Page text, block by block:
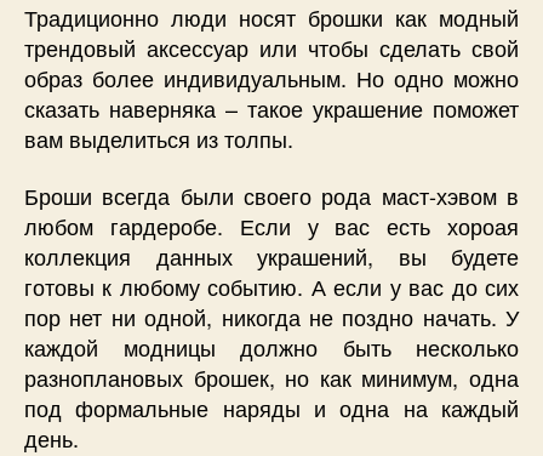
Традиционно люди носят брошки как модный
трендовый аксессуар или чтобы сделать свой
образ более индивидуальным. Но одно можно
сказать наверняка – такое украшение поможет
вам выделиться из толпы.
Броши всегда были своего рода маст-хэвом в
любом гардеробе. Если у вас есть хороая
коллекция данных украшений, вы будете
готовы к любому событию. А если у вас до сих
пор нет ни одной, никогда не поздно начать. У
каждой модницы должно быть несколько
разноплановых брошек, но как минимум, одна
под формальные наряды и одна на каждый
день.